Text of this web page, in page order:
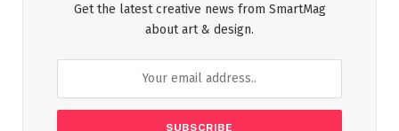
Get the latest creative news from SmartMag
about art & design.